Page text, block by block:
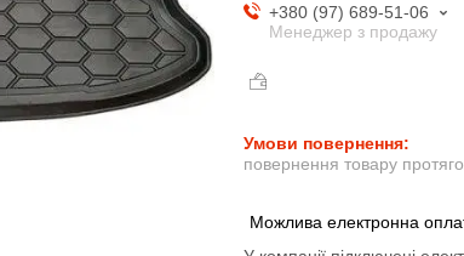
+380 (97) 689-51-06
Менеджер з продажу
повернення товару